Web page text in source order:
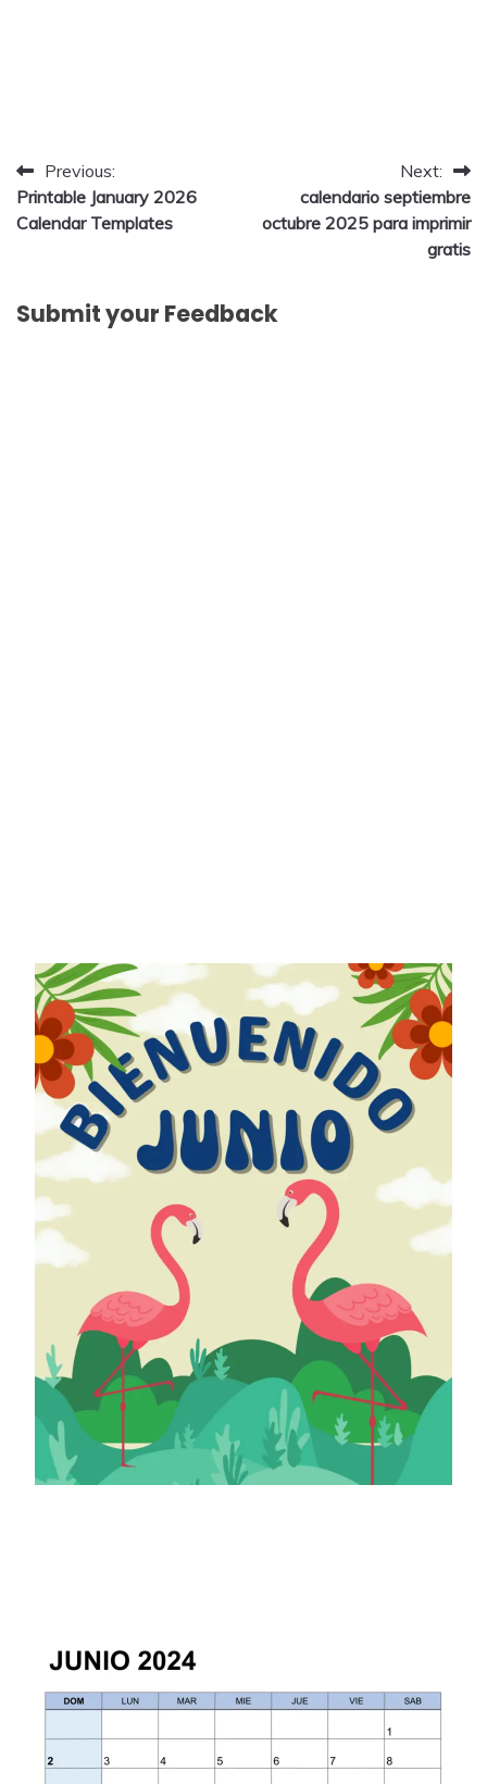
Post
navigation
Previous:
Printable January 2026
Calendar Templates
Next:
calendario septiembre
octubre 2025 para imprimir
gratis
Submit your Feedback